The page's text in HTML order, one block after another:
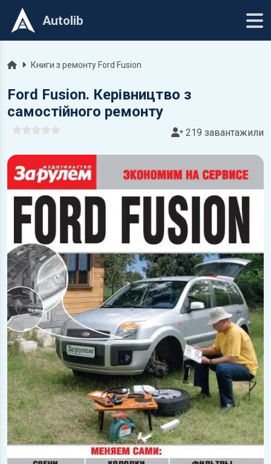
Autolib
ГоловнаКниги з ремонту Ford Fusion
Ford Fusion. Керівництво з
самостійного ремонту
219 завантажили